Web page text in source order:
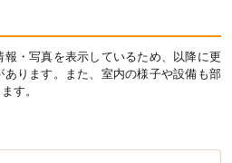
・写真を表示しているため、以降に更
ります。また、室内の様子や設備も部
す。